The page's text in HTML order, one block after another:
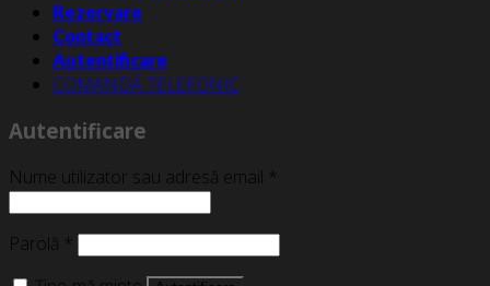
Rezervare
Contact
Autentificare
COMANDĂ TELEFONIC
Autentificare
Nume utilizator sau adresă email *
Parolă *